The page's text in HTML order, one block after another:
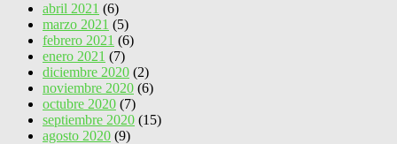
abril 2021 (6)
marzo 2021 (5)
febrero 2021 (6)
enero 2021 (7)
diciembre 2020 (2)
noviembre 2020 (6)
octubre 2020 (7)
septiembre 2020 (15)
agosto 2020 (9)